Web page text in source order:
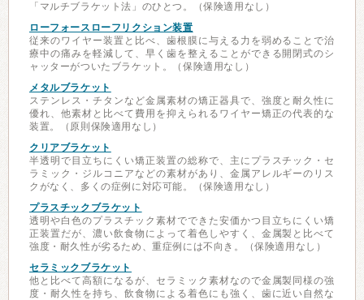
「マルチブラケット法」のひとつ。（保険適用なし）
ローフォースローフリクション装置
従来のワイヤー装置と比べ、歯根膜に与える力を弱めることで治
療中の痛みを軽減して、早く歯を整えることができる開閉式のシ
ャッターがついたブラケット。（保険適用なし）
メタルブラケット
ステンレス・チタンなど金属素材の矯正器具で、強度と耐久性に
優れ、他素材と比べて費用を抑えられるワイヤー矯正の代表的な
装置。（原則保険適用なし）
クリアブラケット
半透明で目立ちにくい矯正装置の総称で、主にプラスチック・セ
ラミック・ジルコニアなどの素材があり、金属アレルギーのリス
クがなく、多くの症例に対応可能。（保険適用なし）
プラスチックブラケット
透明や白色のプラスチック素材でできた安価かつ目立ちにくい矯
正装置だが、濃い飲食物によって着色しやすく、金属製と比べて
強度・耐久性が劣るため、重症例には不向き。（保険適用なし）
セラミックブラケット
他と比べて高額になるが、セラミック素材なので金属製同様の強
度・耐久性を持ち、飲食物による着色にも強く、歯に近い自然な